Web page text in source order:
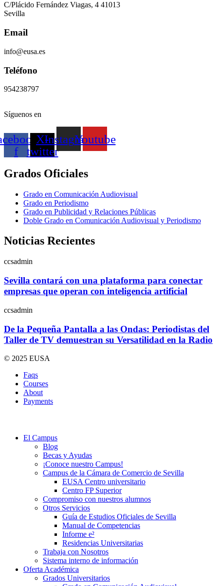
C/Plácido Fernández Viagas, 4 41013
Sevilla
Email
info@eusa.es
Teléfono
954238797
Síguenos en
f
X-
twitter
InstagramYoutube
Grados Oficiales
Grado en Comunicación Audiovisual
Grado en Periodismo
Grado en Publicidad y Relaciones Públicas
Doble Grado en Comunicación Audiovisual y Periodismo
Noticias Recientes
ccsadmin
Sevilla contará con una plataforma para conectar
empresas que operan con inteligencia artificial
ccsadmin
De la Pequeña Pantalla a las Ondas: Periodistas del
Taller de TV demuestran su Versatilidad en la Radio
© 2025 EUSA
Faqs
Courses
About
Payments
El Campus
Blog
Becas y Ayudas
¡Conoce nuestro Campus!
Campus de la Cámara de Comercio de Sevilla
EUSA Centro universitario
Centro FP Superior
Compromiso con nuestros alumnos
Otros Servicios
Guía de Estudios Oficiales de Sevilla
Manual de Competencias
Informe e²
Residencias Universitarias
Trabaja con Nosotros
Sistema interno de información
Oferta Académica
Grados Universitarios